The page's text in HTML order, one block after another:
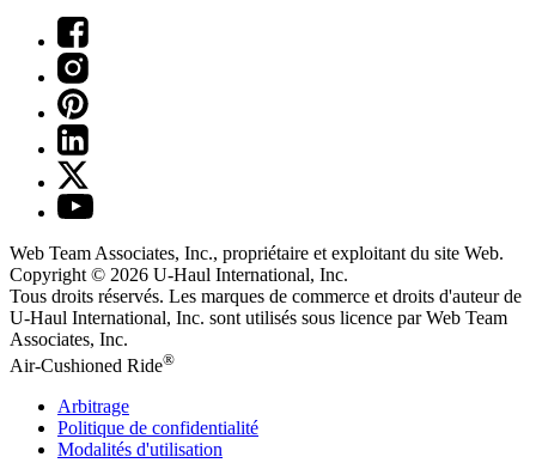
Web Team Associates, Inc., propriétaire et exploitant du site Web.
Copyright © 2026 U-Haul International, Inc.
Tous droits réservés. Les marques de commerce et droits d'auteur de
U-Haul International, Inc. sont utilisés sous licence par Web Team
Associates, Inc.
Air-Cushioned Ride®
Arbitrage
Politique de confidentialité
Modalités d'utilisation